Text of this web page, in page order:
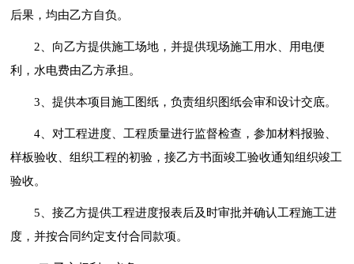
后果，均由乙方自负。
2、向乙方提供施工场地，并提供现场施工用水、用电便
利，水电费由乙方承担。
3、提供本项目施工图纸，负责组织图纸会审和设计交底。
4、对工程进度、工程质量进行监督检查，参加材料报验、
样板验收、组织工程的初验，接乙方书面竣工验收通知组织竣工
验收。
5、接乙方提供工程进度报表后及时审批并确认工程施工进
度，并按合同约定支付合同款项。